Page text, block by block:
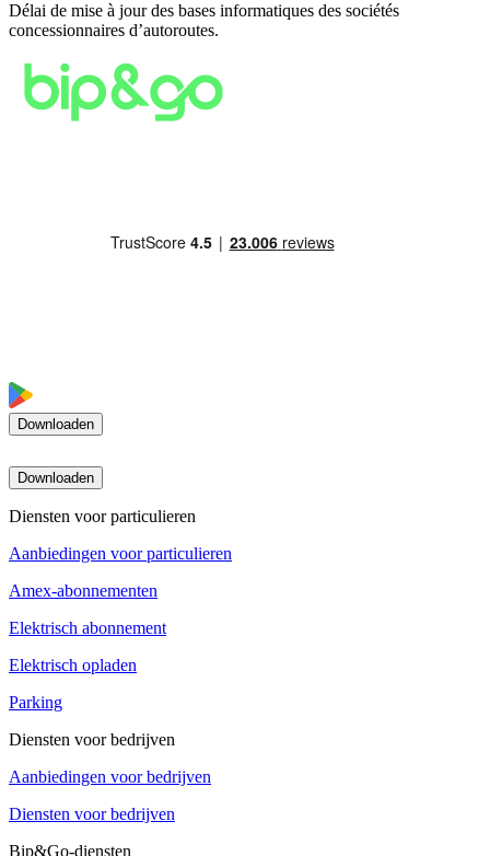
Délai de mise à jour des bases informatiques des sociétés
concessionnaires d’autoroutes.
Downloaden
Downloaden
Diensten voor particulieren
Aanbiedingen voor particulieren
Amex-abonnementen
Elektrisch abonnement
Elektrisch opladen
Parking
Diensten voor bedrijven
Aanbiedingen voor bedrijven
Diensten voor bedrijven
Bip&Go-diensten